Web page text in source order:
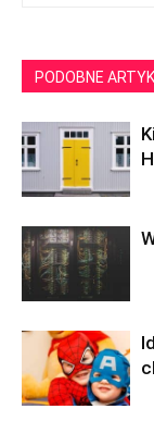
PODOBNE